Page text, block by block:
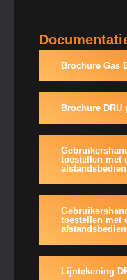
Brochure Gas
Brochure DRU
toestellen met
toestellen met
Lijntekening